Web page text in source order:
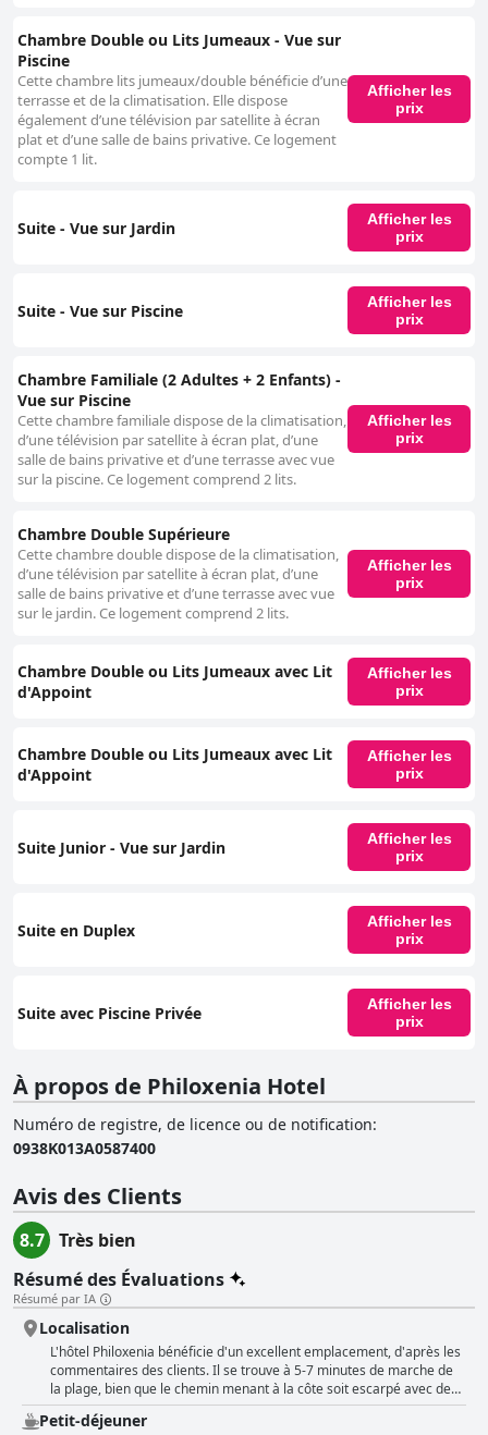
Chambre Double ou Lits Jumeaux - Vue sur
Piscine
Cette chambre lits jumeaux/double bénéficie d’une
terrasse et de la climatisation. Elle dispose
également d’une télévision par satellite à écran
plat et d’une salle de bains privative. Ce logement
compte 1 lit.
Afficher les
prix
Suite - Vue sur Jardin
Afficher les
prix
Suite - Vue sur Piscine
Afficher les
prix
Chambre Familiale (2 Adultes + 2 Enfants) -
Vue sur Piscine
Cette chambre familiale dispose de la climatisation,
d’une télévision par satellite à écran plat, d’une
salle de bains privative et d’une terrasse avec vue
sur la piscine. Ce logement comprend 2 lits.
Afficher les
prix
Chambre Double Supérieure
Cette chambre double dispose de la climatisation,
d’une télévision par satellite à écran plat, d’une
salle de bains privative et d’une terrasse avec vue
sur le jardin. Ce logement comprend 2 lits.
Afficher les
prix
Chambre Double ou Lits Jumeaux avec Lit
d'Appoint
Afficher les
prix
Chambre Double ou Lits Jumeaux avec Lit
d'Appoint
Afficher les
prix
Suite Junior - Vue sur Jardin
Afficher les
prix
Suite en Duplex
Afficher les
prix
Suite avec Piscine Privée
Afficher les
prix
À propos de Philoxenia Hotel
Numéro de registre, de licence ou de notification:
0938Κ013Α0587400
Avis des Clients
8.7
Très bien
Résumé des Évaluations
Résumé par IA
Localisation
L'hôtel Philoxenia bénéficie d'un excellent emplacement, d'après les
commentaires des clients. Il se trouve à 5-7 minutes de marche de
la plage, bien que le chemin menant à la côte soit escarpé avec des
centaines de marches. L'hôtel est situé dans un quartier agréable
qui permet aux visiteurs d'explorer Halkidiki rapidement. Alors que
Petit-déjeuner